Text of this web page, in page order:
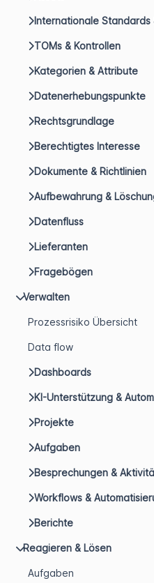
Internationale Standards
TOMs & Kontrollen
Kategorien & Attribute
Datenerhebungspunkte
Rechtsgrundlage
Berechtigtes Interesse
Dokumente & Richtlinien
Aufbewahrung &
Datenfluss
Lieferanten
Fragebögen
Verwalten
Prozessrisiko Übersicht
Data flow
Dashboards
KI-Unterstützung &
Projekte
Aufgaben
Besprechungen &
Workflows &
Berichte
Reagieren & Lösen
Aufgaben